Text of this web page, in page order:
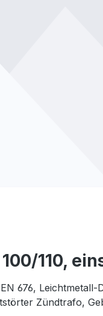
110,
676,
Zündtrafo,